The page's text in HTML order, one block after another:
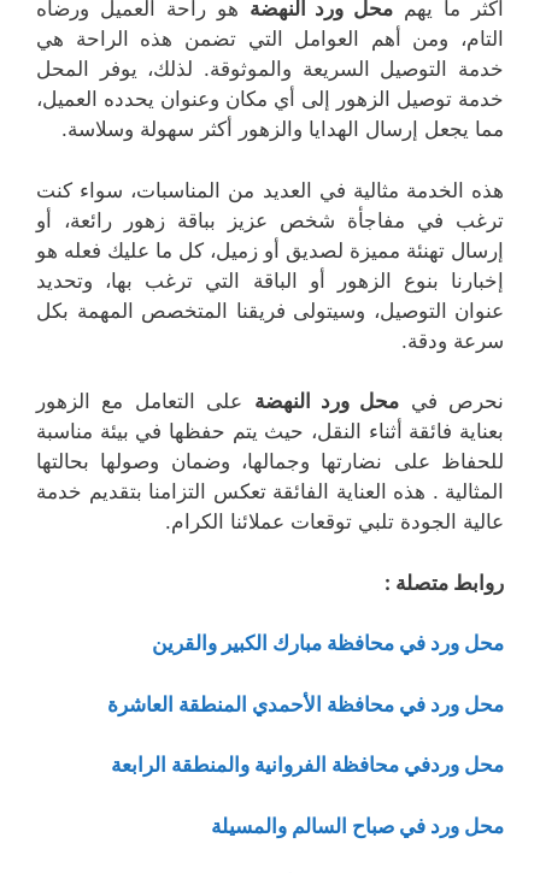
أكثر ما يهم محل ورد النهضة هو راحة العميل ورضاه
التام، ومن أهم العوامل التي تضمن هذه الراحة هي
خدمة التوصيل السريعة والموثوقة. لذلك، يوفر المحل
خدمة توصيل الزهور إلى أي مكان وعنوان يحدده العميل،
مما يجعل إرسال الهدايا والزهور أكثر سهولة وسلاسة.
هذه الخدمة مثالية في العديد من المناسبات، سواء كنت
ترغب في مفاجأة شخص عزيز بباقة زهور رائعة، أو
إرسال تهنئة مميزة لصديق أو زميل، كل ما عليك فعله هو
إخبارنا بنوع الزهور أو الباقة التي ترغب بها، وتحديد
عنوان التوصيل، وسيتولى فريقنا المتخصص المهمة بكل
سرعة ودقة.
نحرص في محل ورد النهضة على التعامل مع الزهور
بعناية فائقة أثناء النقل، حيث يتم حفظها في بيئة مناسبة
للحفاظ على نضارتها وجمالها، وضمان وصولها بحالتها
المثالية . هذه العناية الفائقة تعكس التزامنا بتقديم خدمة
عالية الجودة تلبي توقعات عملائنا الكرام.
روابط متصلة :
محل ورد في محافظة مبارك الكبير والقرين
محل ورد في محافظة الأحمدي المنطقة العاشرة
محل وردفي محافظة الفروانية والمنطقة الرابعة
محل ورد في صباح السالم والمسيلة